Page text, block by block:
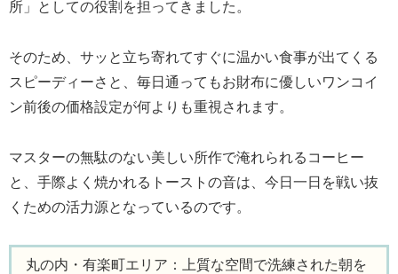
所」としての役割を担ってきました。
そのため、サッと立ち寄れてすぐに温かい食事が出てくる
スピーディーさと、毎日通ってもお財布に優しいワンコイ
ン前後の価格設定が何よりも重視されます。
マスターの無駄のない美しい所作で淹れられるコーヒー
と、手際よく焼かれるトーストの音は、今日一日を戦い抜
くための活力源となっているのです。
丸の内・有楽町エリア：上質な空間で洗練された朝を